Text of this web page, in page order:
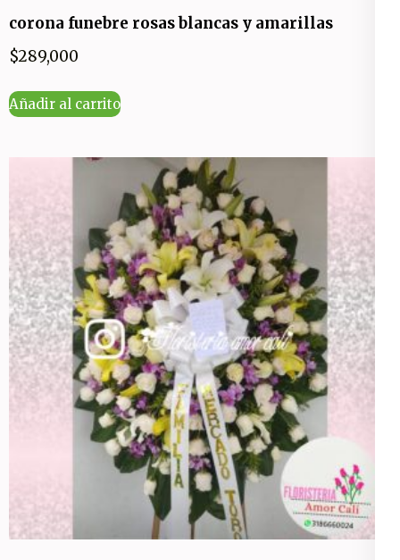
corona funebre rosas blancas y amarillas
$289,000
Añadir al carrito